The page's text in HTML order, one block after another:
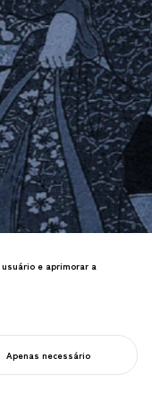
e imaginam futuros
sustentáveis.
e aprimorar a
Apenas necessário